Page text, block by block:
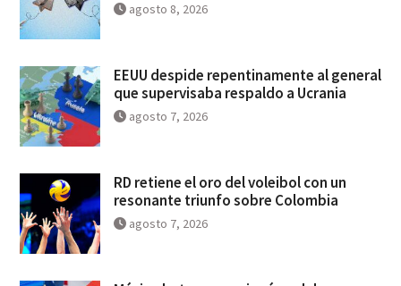
agosto 8, 2026
EEUU despide repentinamente al general
que supervisaba respaldo a Ucrania
agosto 7, 2026
RD retiene el oro del voleibol con un
resonante triunfo sobre Colombia
agosto 7, 2026